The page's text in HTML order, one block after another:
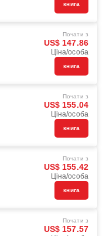
книга
Почати з
US$ 147.86
Ціна/особа
книга
Почати з
US$ 155.04
Ціна/особа
книга
Почати з
US$ 155.42
Ціна/особа
книга
Почати з
US$ 157.57